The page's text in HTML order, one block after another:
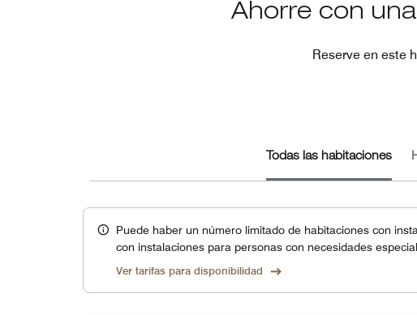
Ahorre con
Reserve en este
Todas las habitaciones
Puede haber un número limitado de habitaciones con
con instalaciones para personas con necesidades
Ver tarifas para disponibilidad